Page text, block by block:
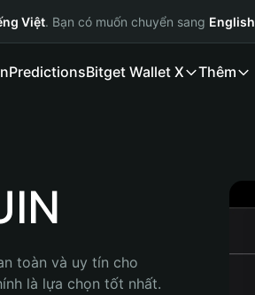
Việt. Bạn có muốn chuyển sang English
PredictionsBitget Wallet X Thêm
toàn và uy tín cho
là lựa chọn tốt nhất.